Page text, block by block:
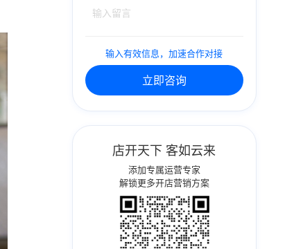
输入有效信息，加速合作对接
立即咨询
店开天下 客如云来
添加专属运营专家
解锁更多开店营销方案